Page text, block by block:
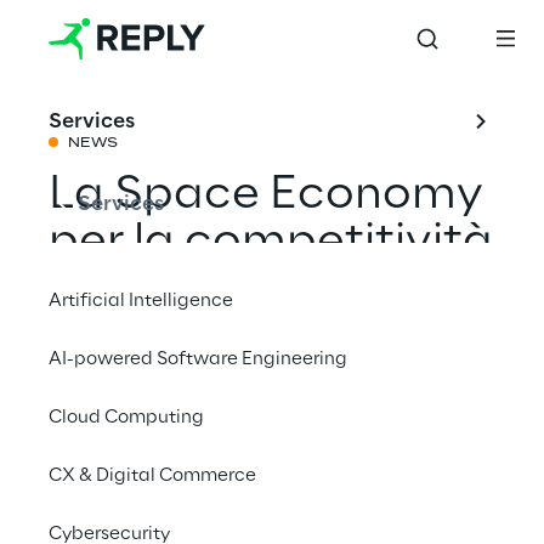
Services
Services
Artificial Intelligence
AI-powered Software Engineering
Cloud Computing
CX & Digital Commerce
Cybersecurity
NEWS
La Space Economy
per la competitività
e lo sviluppo sociale
del paese
Condividi con un amico